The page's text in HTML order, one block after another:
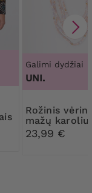
Galimi dydžiai
UNI.
Rožinis vėrinys iš
mažų
23,99 €